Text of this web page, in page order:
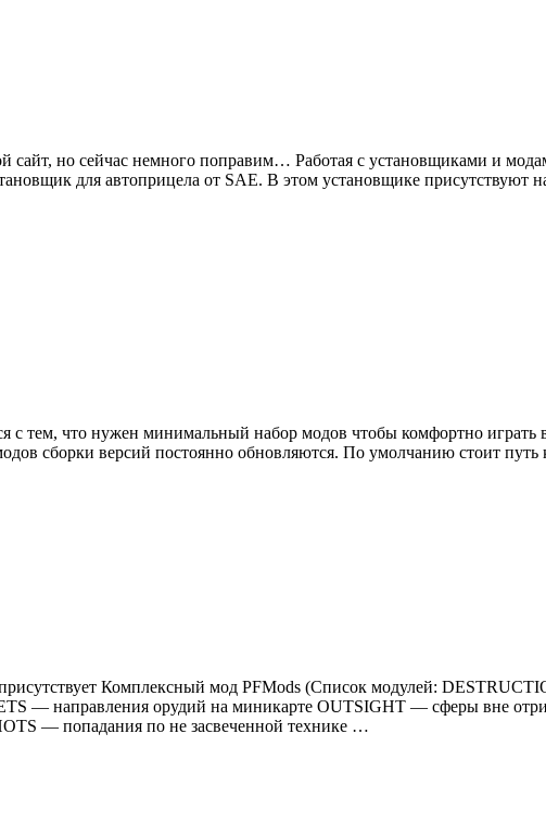
сайт, но сейчас немного поправим… Работая с установщиками и
для автоприцела от SAE. В этом установщике
с тем, что нужен минимальный набор модов чтобы комфортно
сборки версий постоянно обновляются. По умолчанию стоит
Комплексный мод PFMods (Список модулей:
— направления орудий на миникарте OUTSIGHT — сферы вне
— попадания по не засвеченной технике …